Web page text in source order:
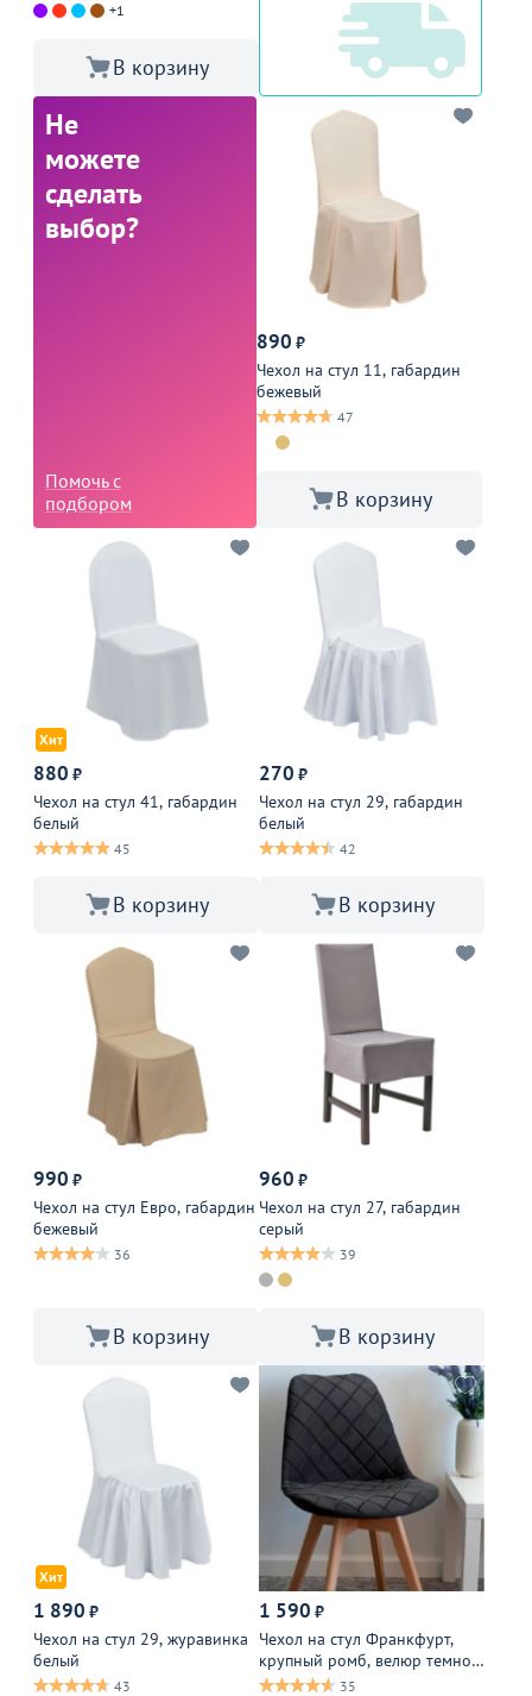
+1
В корзину
Не
можете
сделать
выбор?
Помочь с
подбором
890 ₽
Чехол на стул 11, габардин
бежевый
47
В корзину
Хит
880 ₽
Чехол на стул 41, габардин
белый
45
В корзину
270 ₽
Чехол на стул 29, габардин
белый
42
В корзину
990 ₽
Чехол на стул Евро, габардин
бежевый
36
В корзину
960 ₽
Чехол на стул 27, габардин
серый
39
В корзину
Хит
1 890 ₽
Чехол на стул 29, журавинка
белый
43
1 590 ₽
Чехол на стул Франкфурт,
крупный ромб, велюр темно-
серый
35